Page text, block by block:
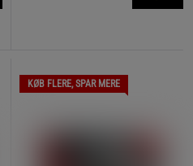
KØB FLERE, SPAR MERE